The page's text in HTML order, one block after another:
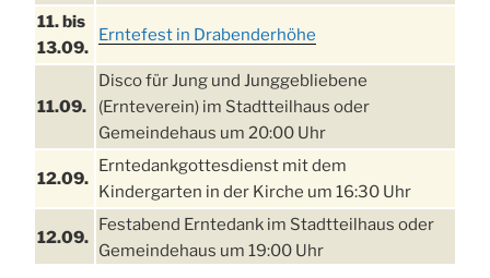
11. bis
13.09.
Erntefest in Drabenderhöhe
11.09.
Disco für Jung und Junggebliebene
(Ernteverein) im Stadtteilhaus oder
Gemeindehaus um 20:00 Uhr
12.09.
Erntedankgottesdienst mit dem
Kindergarten in der Kirche um 16:30 Uhr
12.09.
Festabend Erntedank im Stadtteilhaus oder
Gemeindehaus um 19:00 Uhr